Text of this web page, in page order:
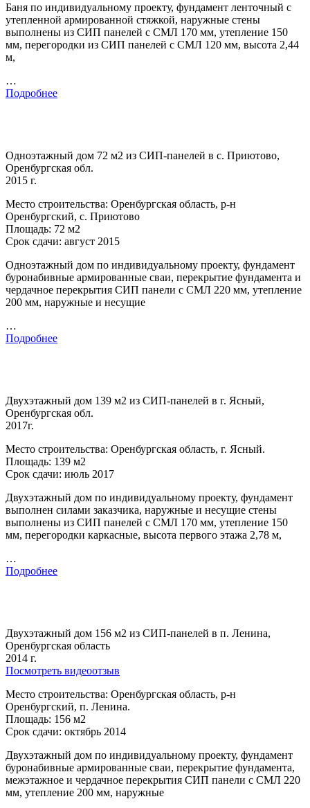
Баня по индивидуальному проекту, фундамент ленточный с
утепленной армированной стяжкой, наружные стены
выполнены из СИП панелей с СМЛ 170 мм, утепление 150
мм, перегородки из СИП панелей с СМЛ 120 мм, высота 2,44
м,
…
Подробнее
Одноэтажный дом 72 м2 из СИП-панелей в с. Приютово,
Оренбургская обл.
2015 г.
Место строительства: Оренбургская область, р-н
Оренбургский, с. Приютово
Площадь: 72 м2
Срок сдачи: август 2015
Одноэтажный дом по индивидуальному проекту, фундамент
буронабивные армированные сваи, перекрытие фундамента и
чердачное перекрытия СИП панели с СМЛ 220 мм, утепление
200 мм, наружные и несущие
…
Подробнее
Двухэтажный дом 139 м2 из СИП-панелей в г. Ясный,
Оренбургская обл.
2017г.
Место строительства: Оренбургская область, г. Ясный.
Площадь: 139 м2
Срок сдачи: июль 2017
Двухэтажный дом по индивидуальному проекту, фундамент
выполнен силами заказчика, наружные и несущие стены
выполнены из СИП панелей с СМЛ 170 мм, утепление 150
мм, перегородки каркасные, высота первого этажа 2,78 м,
…
Подробнее
Двухэтажный дом 156 м2 из СИП-панелей в п. Ленина,
Оренбургская область
2014 г.
Посмотреть видеоотзыв
Место строительства: Оренбургская область, р-н
Оренбургский, п. Ленина.
Площадь: 156 м2
Срок сдачи: октябрь 2014
Двухэтажный дом по индивидуальному проекту, фундамент
буронабивные армированные сваи, перекрытие фундамента,
межэтажное и чердачное перекрытия СИП панели с СМЛ 220
мм, утепление 200 мм, наружные